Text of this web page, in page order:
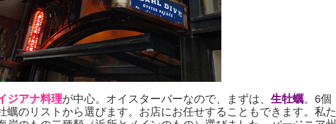
ジアナ料理が中心。オイスターバーなので、まずは、 生牡蠣。6個
蠣のリストから選びます。お店にお任せすることもできます。私た